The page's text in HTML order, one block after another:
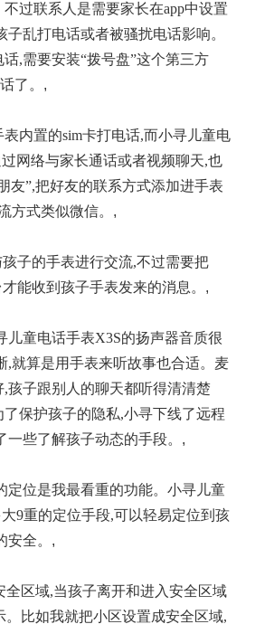
过联系人是需要家长在app中设置
乱打电话或者被骚扰电话影响。
,需要安装“拨号盘”这个第三方
了。 ,
内置的sim卡打电话,而小寻儿童电
网络与家长通话或者视频聊天,也
友”,把好友的联系方式添加进手表
方式类似微信。 ,
子的手表进行交流,不过需要把
能收到孩子手表发来的消息。 ,
儿童电话手表X3S的扬声器音质很
,就算是用手表来听故事也合适。麦
孩子跟别人的聊天都听得清清楚
保护孩子的隐私,小寻下线了远程
些了解孩子动态的手段。 ,
定位是我最看重的功能。小寻儿童
9重的定位手段,可以轻易定位到孩
全。 ,
全区域,当孩子离开和进入安全区域
。比如我就把小区设置成安全区域,